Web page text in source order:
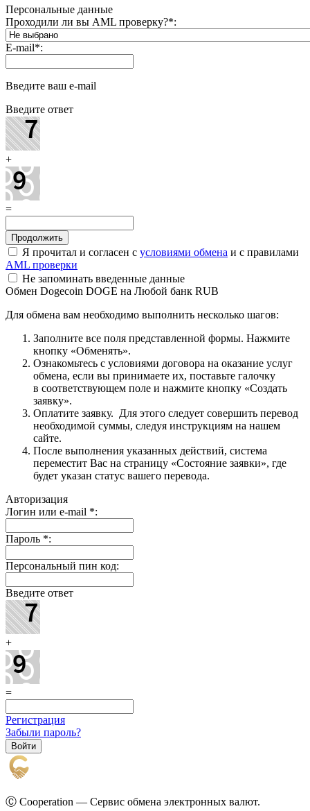
Персональные данные
Проходили ли вы AML проверку?*:
E-mail*:
Введите ваш e-mail
Введите ответ
+
=
Я прочитал и согласен с условиями обмена и с правилами
AML проверки
Не запоминать введенные данные
Обмен Dogecoin DOGE на Любой банк RUB
Для обмена вам необходимо выполнить несколько шагов:
Заполните все поля представленной формы. Нажмите
кнопку «Обменять».
Ознакомьтесь с условиями договора на оказание услуг
обмена, если вы принимаете их, поставьте галочку
в соответствующем поле и нажмите кнопку «Создать
заявку».
Оплатите заявку. Для этого следует совершить перевод
необходимой суммы, следуя инструкциям на нашем
сайте.
После выполнения указанных действий, система
переместит Вас на страницу «Состояние заявки», где
будет указан статус вашего перевода.
Авторизация
Логин или e-mail *:
Пароль *:
Персональный пин код:
Введите ответ
+
=
Регистрация
Забыли пароль?
Ⓒ Cooperation — Сервис обмена электронных валют.